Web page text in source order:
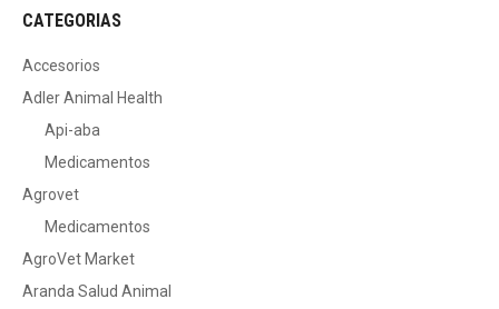
CATEGORIAS
Accesorios
Adler Animal Health
Api-aba
Medicamentos
Agrovet
Medicamentos
AgroVet Market
Aranda Salud Animal